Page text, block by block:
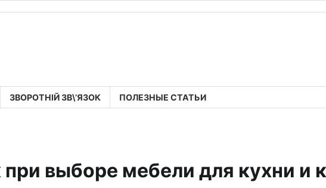
ЗВОРОТНІЙ ЗВ\’ЯЗОК ПОЛЕЗНЫЕ СТАТЬИ
выборе мебели для кухни и